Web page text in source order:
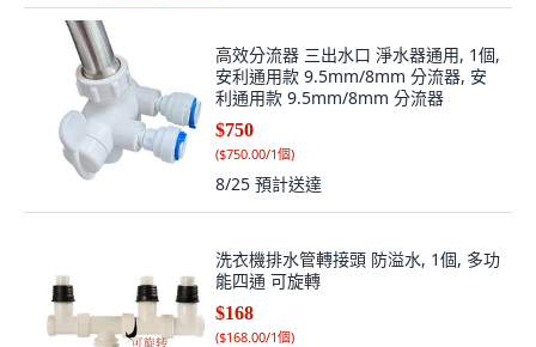
高效分流器 三出水口 淨水器通用, 1個,
安利通用款 9.5mm/8mm 分流器, 安
利通用款 9.5mm/8mm 分流器
$750
($750.00/1個)
8/25 預計送達
洗衣機排水管轉接頭 防溢水, 1個, 多功
能四通 可旋轉
$168
($168.00/1個)